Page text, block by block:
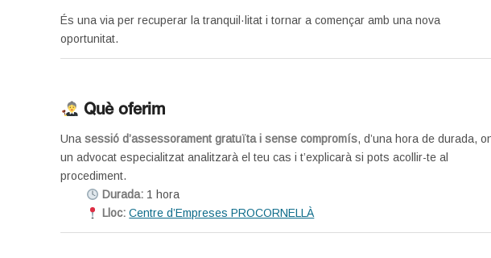
És una via per recuperar la tranquil·litat i tornar a començar amb una nova
oportunitat.
Què oferim
Unasessió d’assessorament gratuïta i sense compromís, d’una hora de durada,
un advocat especialitzat analitzarà el teu cas i t’explicarà si pots acollir-te al
procediment.
Durada: 1 hora
Lloc: Centre d’Empreses PROCORNELLÀ